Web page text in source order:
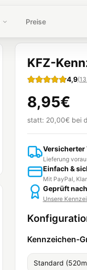
Preise
KFZ-
4,9(13
8,95€
statt: 20,00€ bei
Versicherter
Lieferung
Einfach &
Mit PayPal,
Geprüft
Unsere
Kennzeichen-
Standard